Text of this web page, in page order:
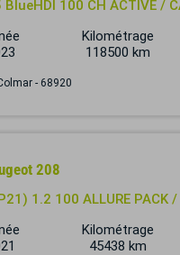
BlueHDI 100 CH ACTIVE /
Kilométrage
118500 km
- 68920
208
1.2 100 ALLURE PACK /
Kilométrage
45438 km